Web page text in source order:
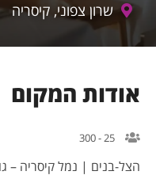
שרון צפוני, קיסריה
אודות המקום
25 - 300
הצל-בנים | נמל קיסריה –